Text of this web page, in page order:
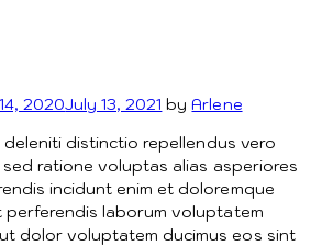
2020July 13, 2021 byArlene
distinctio repellendus vero
ratione voluptas alias asperiores
incidunt enim et doloremque
laborum voluptatem
dolor voluptatem ducimus eos sint